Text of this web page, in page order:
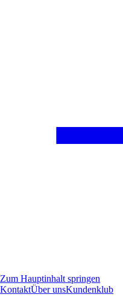
Zum Hauptinhalt springen
KontaktÜber unsKundenklub